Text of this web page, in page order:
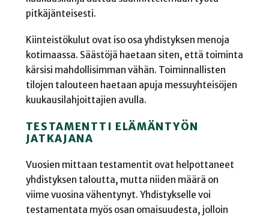
pitkäjänteisesti.
Kiinteistökulut ovat iso osa yhdistyksen menoja
kotimaassa. Säästöjä haetaan siten, että toiminta
kärsisi mahdollisimman vähän. Toiminnallisten
tilojen talouteen haetaan apuja messuyhteisöjen
kuukausilahjoittajien avulla.
TESTAMENTTI ELÄMÄNTYÖN
JATKAJANA
Vuosien mittaan testamentit ovat helpottaneet
yhdistyksen taloutta, mutta niiden määrä on
viime vuosina vähentynyt. Yhdistykselle voi
testamentata myös osan omaisuudesta, jolloin